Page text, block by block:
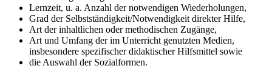
Lernzeit, u. a. Anzahl der notwendigen Wiederholungen,
Grad der Selbstständigkeit/Notwendigkeit direkter Hilfe,
Art der inhaltlichen oder methodischen Zugänge,
Art und Umfang der im Unterricht genutzten Medien,
insbesondere spezifischer didaktischer Hilfsmittel sowie
die Auswahl der Sozialformen.